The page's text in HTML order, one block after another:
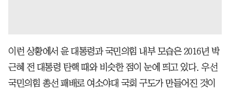
이런 상황에서 윤 대통령과 국민의힘 내부 모습은 2016년 박
근혜 전 대통령 탄핵 때와 비슷한 점이 눈에 띄고 있다. 우선
국민의힘 총선 패배로 여소야대 국회 구도가 만들어진 것이